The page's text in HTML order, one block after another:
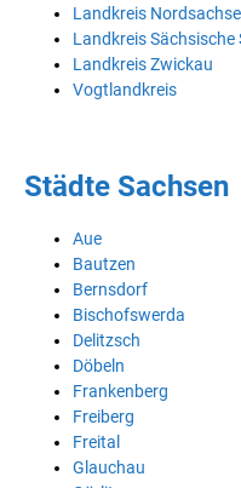
Landkreis
Landkreis
Landkreis Zwickau
Vogtlandkreis
Städte Sachsen
Aue
Bautzen
Bernsdorf
Bischofswerda
Delitzsch
Döbeln
Frankenberg
Freiberg
Freital
Glauchau